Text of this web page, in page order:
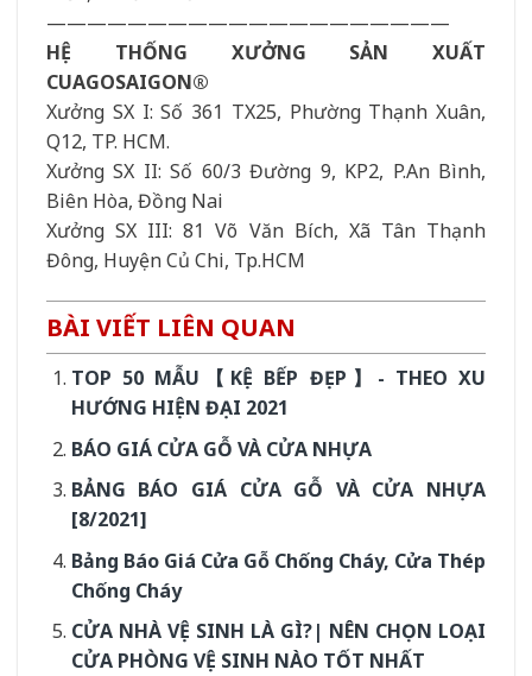
————————————————————
HỆ THỐNG XƯỞNG SẢN XUẤT
CUAGOSAIGON®
Xưởng SX I: Số 361 TX25, Phường Thạnh Xuân,
Q12, TP. HCM.
Xưởng SX II: Số 60/3 Đường 9, KP2, P.An Bình,
Biên Hòa, Đồng Nai
Xưởng SX III: 81 Võ Văn Bích, Xã Tân Thạnh
Đông, Huyện Củ Chi, Tp.HCM
BÀI VIẾT LIÊN QUAN
TOP 50 MẪU【KỆ BẾP ĐẸP】- THEO XU
HƯỚNG HIỆN ĐẠI 2021
BÁO GIÁ CỬA GỖ VÀ CỬA NHỰA
BẢNG BÁO GIÁ CỬA GỖ VÀ CỬA NHỰA
[8/2021]
Bảng Báo Giá Cửa Gỗ Chống Cháy, Cửa Thép
Chống Cháy
CỬA NHÀ VỆ SINH LÀ GÌ?| NÊN CHỌN LOẠI
CỬA PHÒNG VỆ SINH NÀO TỐT NHẤT